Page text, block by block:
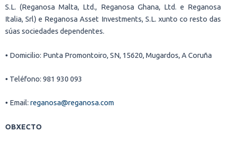
S.L. (Reganosa Malta, Ltd., Reganosa Ghana, Ltd. e Reganosa
Italia, Srl) e Reganosa Asset Investments, S.L. xunto co resto das
súas sociedades dependentes.
• Domicilio: Punta Promontoiro, SN, 15620, Mugardos, A Coruña
• Teléfono: 981 930 093
• Email: reganosa@reganosa.com
OBXECTO